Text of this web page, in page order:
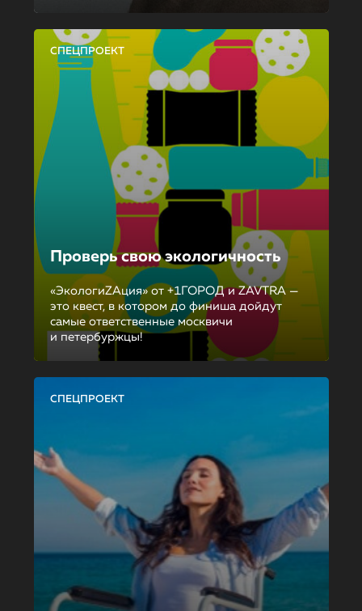
СПЕЦПРОЕКТ
Проверь свою экологичность
«ЭкологиZAция» от +1ГОРОД и ZAVTRA —
это квест, в котором до финиша дойдут
самые ответственные москвичи
и петербуржцы!
СПЕЦПРОЕКТ